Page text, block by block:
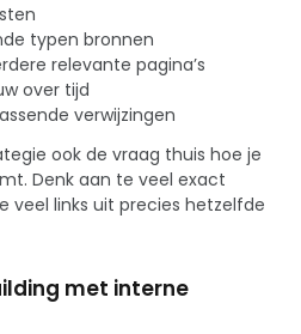
typen bronnen
relevante pagina’s
over tijd
verwijzingen
ook de vraag thuis hoe je
Denk aan te veel exact
links uit precies hetzelfde
met interne